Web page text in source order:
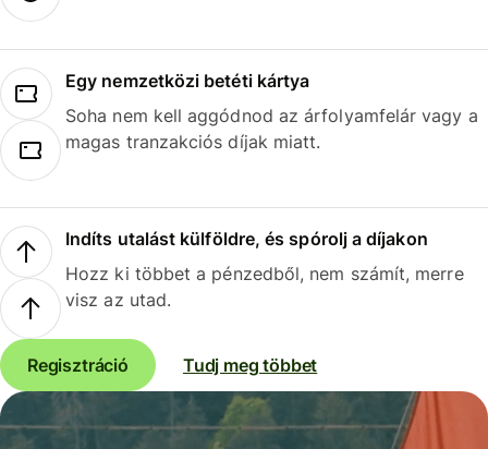
Egy nemzetközi betéti kártya
Soha nem kell aggódnod az árfolyamfelár vagy a
magas tranzakciós díjak miatt.
Indíts utalást külföldre, és spórolj a díjakon
Hozz ki többet a pénzedből, nem számít, merre
visz az utad.
Regisztráció Tudj meg többet